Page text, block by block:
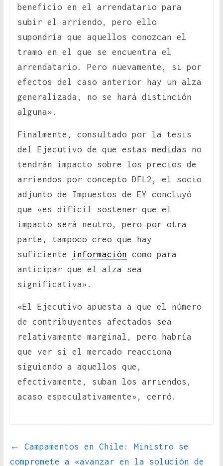
beneficio en el arrendatario para
subir el arriendo, pero ello
supondría que aquellos conozcan el
tramo en el que se encuentra el
arrendatario. Pero nuevamente, si por
efectos del caso anterior hay un alza
generalizada, no se hará distinción
alguna».
Finalmente, consultado por la tesis
del Ejecutivo de que estas medidas no
tendrán impacto sobre los precios de
arriendos por concepto DFL2, el socio
adjunto de Impuestos de EY concluyó
que «es difícil sostener que el
impacto será neutro, pero por otra
parte, tampoco creo que hay
suficiente
información como para
anticipar que el alza sea
significativa».
«El Ejecutivo apuesta a que el número
de contribuyentes afectados sea
relativamente marginal, pero habría
que ver si el mercado reacciona
siguiendo a aquellos que,
efectivamente, suban los arriendos,
acaso especulativamente», cerró.
←
Campamentos en Chile: Ministro se
compromete a «avanzar en la solución de